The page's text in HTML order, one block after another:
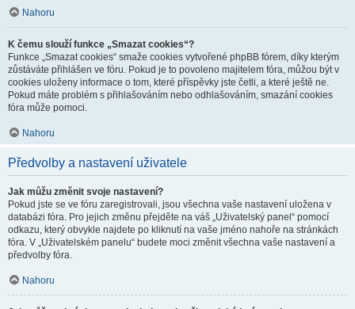
Nahoru
K čemu slouží funkce „Smazat cookies“?
Funkce „Smazat cookies“ smaže cookies vytvořené phpBB fórem, díky kterým
zůstáváte přihlášen ve fóru. Pokud je to povoleno majitelem fóra, můžou být v
cookies uloženy informace o tom, které příspěvky jste četli, a které ještě ne.
Pokud máte problém s přihlašováním nebo odhlašováním, smazání cookies
fóra může pomoci.
Nahoru
Předvolby a nastavení uživatele
Jak můžu změnit svoje nastavení?
Pokud jste se ve fóru zaregistrovali, jsou všechna vaše nastavení uložena v
databázi fóra. Pro jejich změnu přejděte na váš „Uživatelský panel“ pomocí
odkazu, který obvykle najdete po kliknutí na vaše jméno nahoře na stránkách
fóra. V „Uživatelském panelu“ budete moci změnit všechna vaše nastavení a
předvolby fóra.
Nahoru